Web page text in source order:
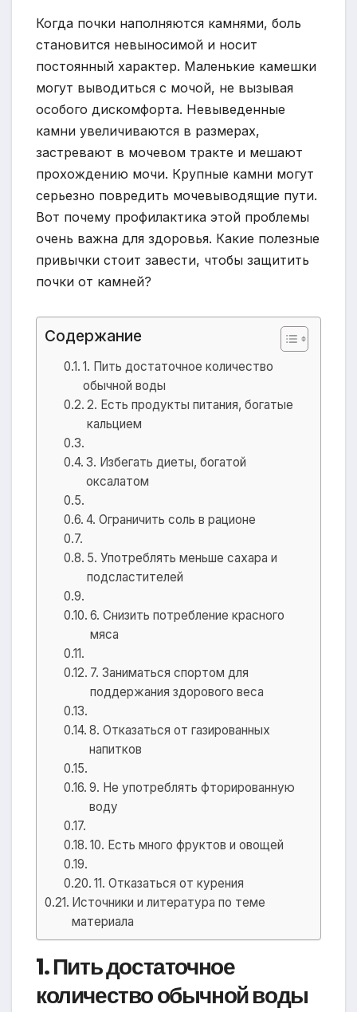
Когда почки наполняются камнями, боль
становится невыносимой и носит
постоянный характер. Маленькие камешки
могут выводиться с мочой, не вызывая
особого дискомфорта. Невыведенные
камни увеличиваются в размерах,
застревают в мочевом тракте и мешают
прохождению мочи. Крупные камни могут
серьезно повредить мочевыводящие пути.
Вот почему профилактика этой проблемы
очень важна для здоровья. Какие полезные
привычки стоит завести, чтобы защитить
почки от камней?
Содержание
1. Пить достаточное количество
обычной воды
2. Есть продукты питания, богатые
кальцием
3. Избегать диеты, богатой
оксалатом
4. Ограничить соль в рационе
5. Употреблять меньше сахара и
подсластителей
6. Снизить потребление красного
мяса
7. Заниматься спортом для
поддержания здорового веса
8. Отказаться от газированных
напитков
9. Не употреблять фторированную
воду
10. Есть много фруктов и овощей
11. Отказаться от курения
Источники и литература по теме
материала
1. Пить достаточное
количество обычной воды